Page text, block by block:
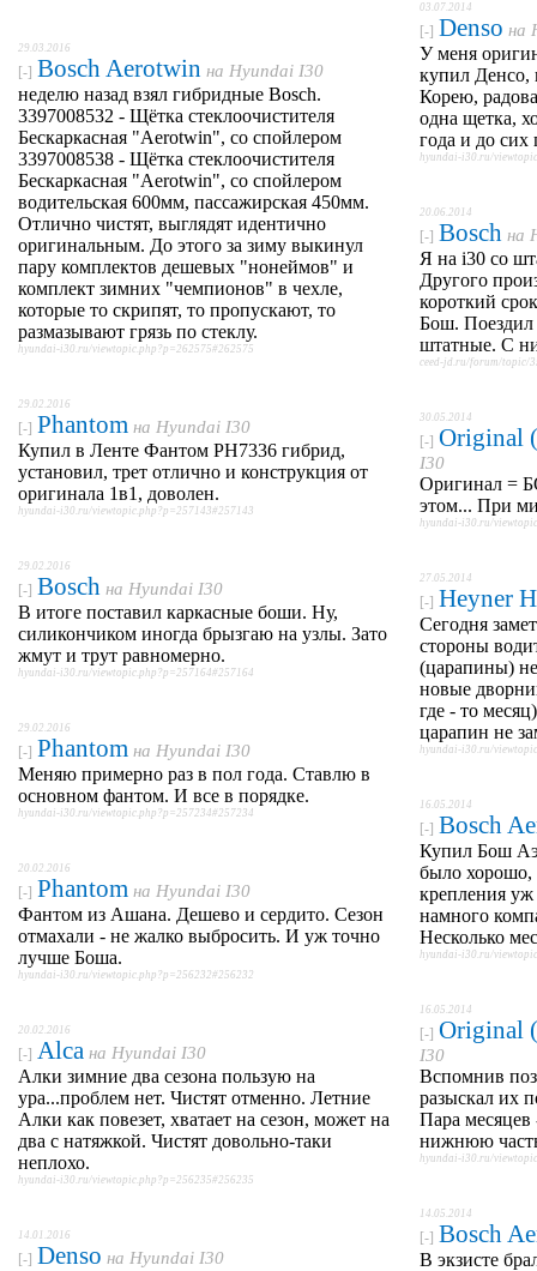
29.03.2016
[-] Bosch Aerotwin на Hyundai I30
неделю назад взял гибридные Bosch.
3397008532 - Щётка стеклоочистителя
Бескаркасная "Aerotwin", со спойлером
3397008538 - Щётка стеклоочистителя
Бескаркасная "Aerotwin", со спойлером
водительская 600мм, пассажирская 450мм.
Отлично чистят, выглядят идентично
оригинальным. До этого за зиму выкинул
пару комплектов дешевых "нонеймов" и
комплект зимних "чемпионов" в чехле,
которые то скрипят, то пропускают, то
размазывают грязь по стеклу.
hyundai-i30.ru/viewtopic.php?p=262575#262575
29.02.2016
[-] Phantom на Hyundai I30
Купил в Ленте Фантом PH7336 гибрид,
установил, трет отлично и конструкция от
оригинала 1в1, доволен.
hyundai-i30.ru/viewtopic.php?p=257143#257143
29.02.2016
[-] Bosch на Hyundai I30
В итоге поставил каркасные боши. Ну,
силикончиком иногда брызгаю на узлы. Зато
жмут и трут равномерно.
hyundai-i30.ru/viewtopic.php?p=257164#257164
29.02.2016
[-] Phantom на Hyundai I30
Меняю примерно раз в пол года. Ставлю в
основном фантом. И все в порядке.
hyundai-i30.ru/viewtopic.php?p=257234#257234
20.02.2016
[-] Phantom на Hyundai I30
Фантом из Ашана. Дешево и сердито. Сезон
отмахали - не жалко выбросить. И уж точно
лучше Боша.
hyundai-i30.ru/viewtopic.php?p=256232#256232
20.02.2016
[-] Alca на Hyundai I30
Алки зимние два сезона пользую на
ура...проблем нет. Чистят отменно. Летние
Алки как повезет, хватает на сезон, может на
два с натяжкой. Чистят довольно-таки
неплохо.
hyundai-i30.ru/viewtopic.php?p=256235#256235
14.01.2016
[-] Denso на Hyundai I30
03.07.2014
[-] Denso на
У меня
купил Денсо,
Корею,
одна щетка,
года и до сих
hyundai-i30.ru/
20.06.2014
[-] Bosch на
Я на i30 со
Другого
короткий
Бош. Поездил
штатные. С
ceed-jd.ru/forum/topic/
30.05.2014
[-] Original
I30
Оригинал =
этом... При
hyundai-i30.ru/
27.05.2014
[-] Heyner
Сегодня
стороны
(царапины)
новые
где - то
царапин не
hyundai-i30.ru/
16.05.2014
[-] Bosch
Купил Бош
было хорошо,
крепления
намного
Несколько
hyundai-i30.ru/
16.05.2014
[-] Original
I30
Вспомнив
разыскал их
Пара месяцев
нижнюю
hyundai-i30.ru/
14.05.2014
[-] Bosch
В экзисте